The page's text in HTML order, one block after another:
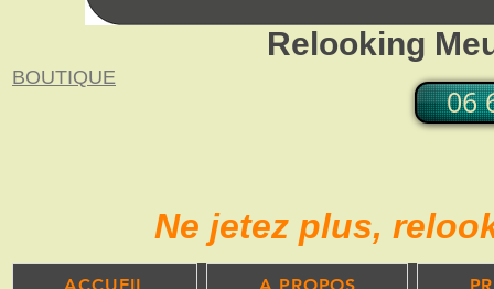
Relooking
BOUTIQUE
06
Ne jetez plus,